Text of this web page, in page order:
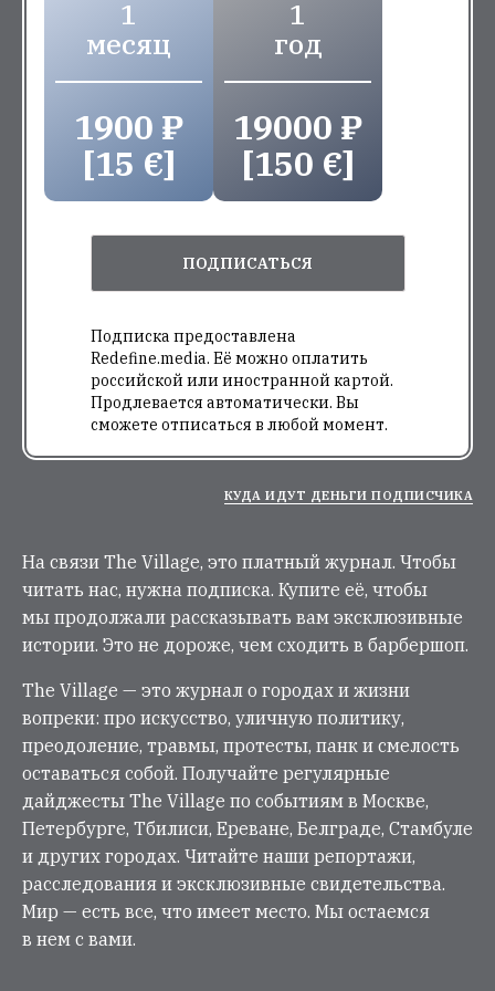
1
месяц
1900 ₽
[15 €]
1
год
19000 ₽
[150 €]
ПОДПИСАТЬСЯ
Подписка предоставлена
Redefine.media. Её можно оплатить
российской или иностранной картой.
Продлевается автоматически. Вы
сможете отписаться в любой момент.
КУДА ИДУТ ДЕНЬГИ ПОДПИСЧИКА
На связи The Village, это платный журнал. Чтобы
читать нас, нужна подписка. Купите её, чтобы
мы продолжали рассказывать вам эксклюзивные
истории. Это не дороже, чем сходить в барбершоп.
The Village — это журнал о городах и жизни
вопреки: про искусство, уличную политику,
преодоление, травмы, протесты, панк и смелость
оставаться собой. Получайте регулярные
дайджесты The Village по событиям в Москве,
Петербурге, Тбилиси, Ереване, Белграде, Стамбуле
и других городах. Читайте наши репортажи,
расследования и эксклюзивные свидетельства.
Мир — есть все, что имеет место. Мы остаемся
в нем с вами.